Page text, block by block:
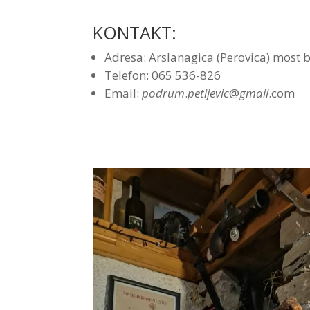
KONTAKT:
Adresa: Arslanagica (Perovica) most
Telefon:065 536-826
Email:podrum.petijevic@gmail.com